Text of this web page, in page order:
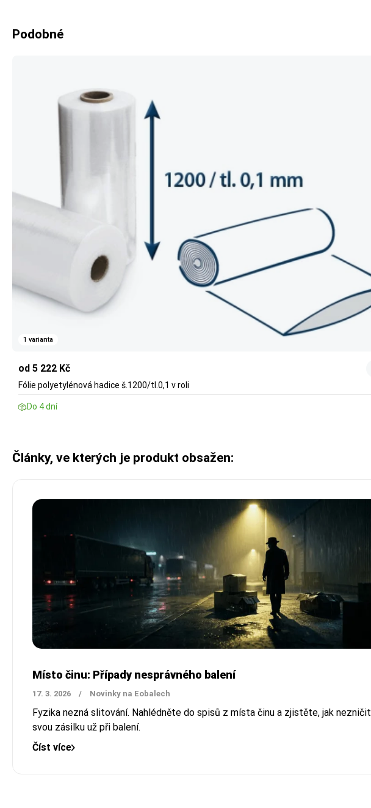
Podobné
1 varianta
od 5 222 Kč
Fólie polyetylénová hadice š.1200/tl.0,1 v roli
Do 4 dní
Články, ve kterých je produkt obsažen:
Místo činu: Případy nesprávného balení
17. 3. 2026 / Novinky na Eobalech
Fyzika nezná slitování. Nahlédněte do spisů z místa činu a zjistěte, jak nezničit
svou zásilku už při balení.
Číst více